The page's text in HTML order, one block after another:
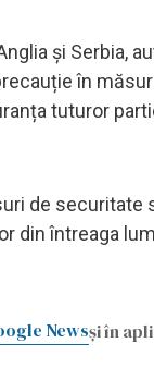
și Serbia,
în
tuturor
de
din întreaga
Newsși în